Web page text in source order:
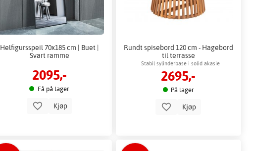
Helfigursspeil 70x185 cm | Buet |
Svart ramme
2095,-
Få på lager
Kjøp
Rundt spisebord 120 cm - Hagebord
til terrasse
Stabil sylinderbase i solid akasie
2695,-
På lager
Kjøp